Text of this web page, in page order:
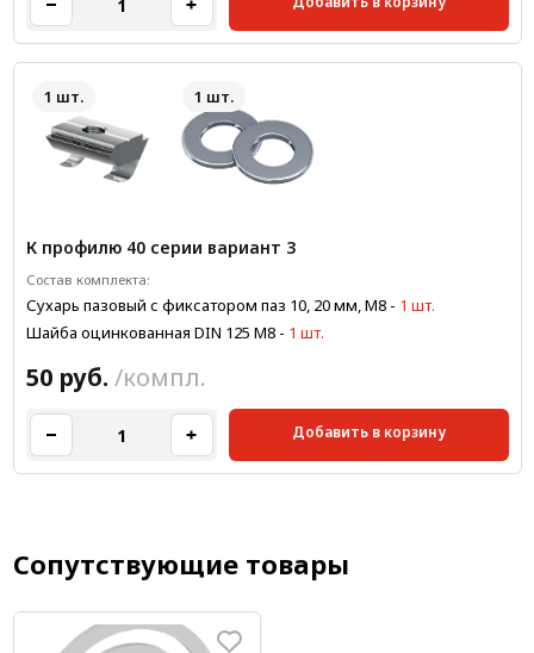
1 шт. 1 шт.
К профилю 40 серии вариант 3
Состав комплекта:
Сухарь пазовый с фиксатором паз 10, 20 мм, М8- 1 шт.
Шайба оцинкованная DIN 125 М8- 1 шт.
50 руб. /компл.
Добавить в корзину
Сопутствующие товары